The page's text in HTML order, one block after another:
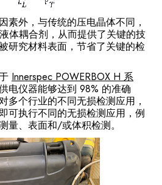
素外，与传统的压电晶体不同，
体耦合剂，从而提供了关键的技
研究材料表面，节省了关键的检
Innerspec POWERBOX H 系
电仪器能够达到 98% 的准确
多个行业的不同无损检测应用，
可执行不同的无损检测应用，例
量、表面和/或体积检测。